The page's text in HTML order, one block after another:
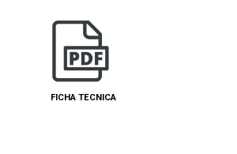
FICHA TECNICA